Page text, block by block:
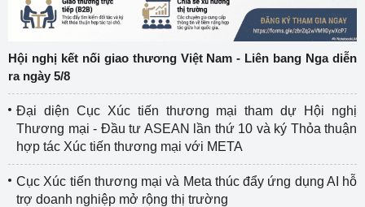
Hội nghị kết nối giao thương Việt Nam - Liên bang Nga diễn
ra ngày 5/8
Đại diện Cục Xúc tiến thương mại tham dự Hội nghị
Thương mại - Đầu tư ASEAN lần thứ 10 và ký Thỏa thuận
hợp tác Xúc tiến thương mại với META
Cục Xúc tiến thương mại và Meta thúc đẩy ứng dụng AI hỗ
trợ doanh nghiệp mở rộng thị trường